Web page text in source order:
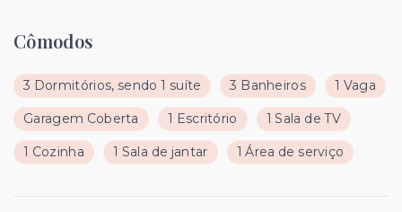
Cômodos
3 Dormitórios, sendo 1 suíte 3 Banheiros 1 Vaga
Garagem Coberta 1 Escritório 1 Sala de TV
1 Cozinha 1 Sala de jantar 1 Área de serviço